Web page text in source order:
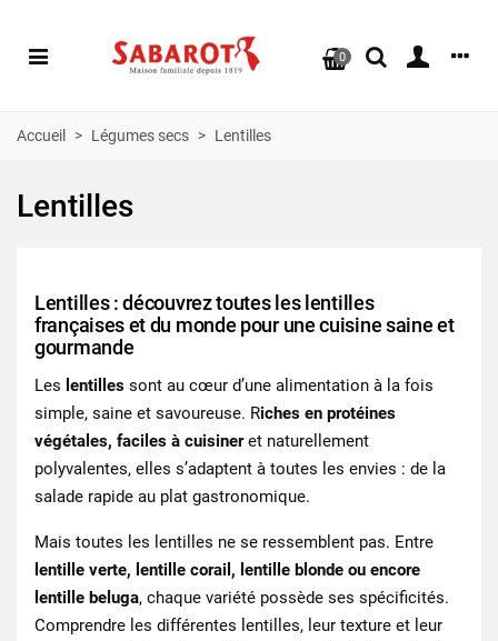
0
Accueil > Légumes secs > Lentilles
Lentilles
Lentilles : découvrez toutes les lentilles
françaises et du monde pour une cuisine saine et
gourmande
Les lentilles sont au cœur d’une alimentation à la fois
simple, saine et savoureuse. Riches en protéines
végétales, faciles à cuisineret naturellement
polyvalentes, elles s’adaptent à toutes les envies : de la
salade rapide au plat gastronomique.
Mais toutes les lentilles ne se ressemblent pas. Entre
lentille verte, lentille corail, lentille blonde ou encore
lentille beluga, chaque variété possède ses spécificités.
Comprendre les différentes lentilles, leur texture et leur